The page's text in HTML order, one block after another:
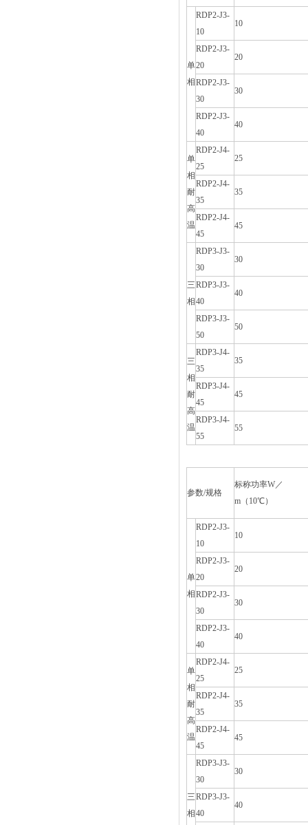
单
相
RDP2-J3-
10
10
RDP2-J3-
20
20
RDP2-J3-
30
30
RDP2-J3-
40
40
单
相
耐
高
温
RDP2-J4-
25
25
RDP2-J4-
35
35
RDP2-J4-
45
45
三
相
RDP3-J3-
30
30
RDP3-J3-
40
40
RDP3-J3-
50
50
三
相
耐
高
温
RDP3-J4-
35
35
RDP3-J4-
45
45
RDP3-J4-
55
55
参数/规格
标称功率W／
m（10℃）
单
相
RDP2-J3-
10
10
RDP2-J3-
20
20
RDP2-J3-
30
30
RDP2-J3-
40
40
单
相
耐
高
温
RDP2-J4-
25
25
RDP2-J4-
35
35
RDP2-J4-
45
45
三
相
RDP3-J3-
30
30
RDP3-J3-
40
40